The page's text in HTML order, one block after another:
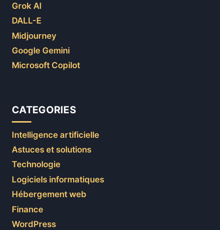
Grok AI
DALL-E
Midjourney
Google Gemini
Microsoft Copilot
CATEGORIES
Intelligence artificielle
Astuces et solutions
Technologie
Logiciels informatiques
Hébergement web
Finance
WordPress